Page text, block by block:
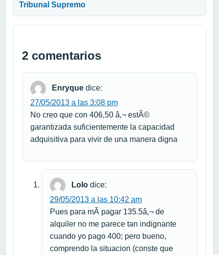
Tribunal Supremo
2 comentarios
Enryque dice:
27/05/2013 a las 3:08 pm
No creo que con 406,50 â‚¬ estÃ©
garantizada suficientemente la capacidad
adquisitiva para vivir de una manera digna
Lolo dice:
29/05/2013 a las 10:42 am
Pues para mÃ­ pagar 135.5â‚¬ de
alquiler no me parece tan indignante
cuando yo pago 400; pero bueno,
comprendo la situacion (conste que